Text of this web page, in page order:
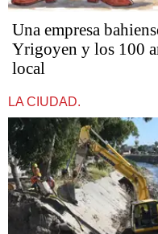
Una empresa
Yrigoyen y los 100
local
LA CIUDAD.